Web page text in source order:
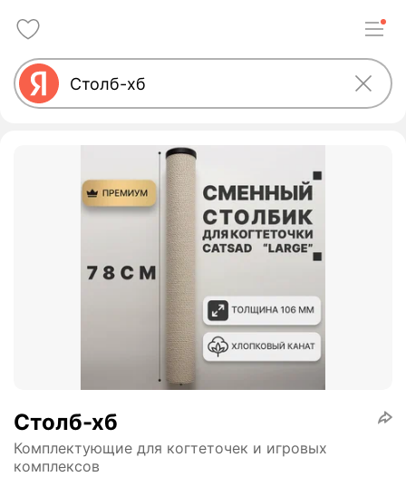
Столб-хб
Комплектующие для когтеточек и игровых
комплексов